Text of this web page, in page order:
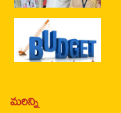
మరిన్ని